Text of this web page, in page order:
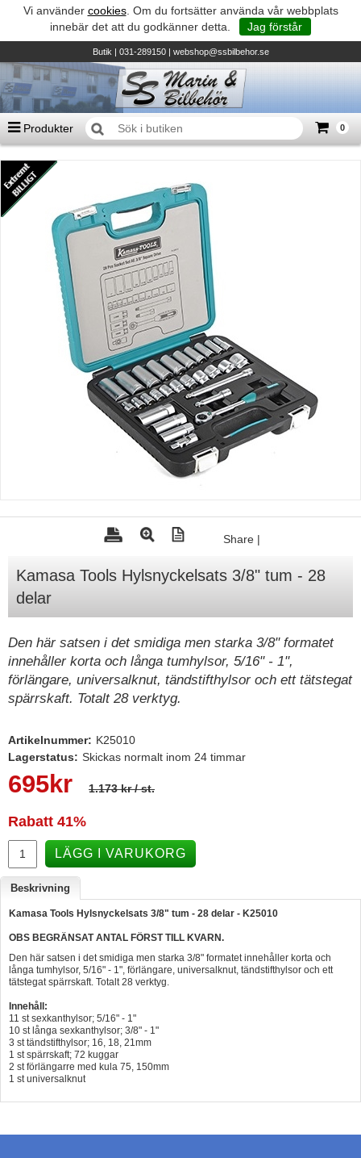
Vi använder cookies. Om du fortsätter använda vår webbplats
innebär det att du godkänner detta.
Jag förstår
Butik| 031-289150 | webshop@ssbilbehor.se
Produkter 0
TILL KASSAN
Biltillbehör och reservdelar - BDS
Micore • Båtar
Suzuki - Utombordare
Suzumar - Gummibåtar
Honda - Utombordare
HonWave - Gummibåtar
Honda - Elverk & Pumpar
Tohatsu - Utombordare
Minn Kota - elmotorer
Garmin
Lowrance
Simrad
B&G
Hummertina
CTEK - Batteriladdare
Webasto - Dieselvärmare
Kamasa Tools - Verktyg
Calix - Packline - Takboxar
Thule - Takboxar
Thule - Lasthållare
LAGERRENSING
Begagnade Motorer & Båtar
Share |
Kamasa Tools Hylsnyckelsats 3/8" tum - 28
delar
Den här satsen i det smidiga men starka 3/8" formatet
innehåller korta och långa tumhylsor, 5/16" - 1",
förlängare, universalknut, tändstifthylsor och ett tätstegat
spärrskaft. Totalt 28 verktyg.
Artikelnummer: K25010
Lagerstatus: Skickas normalt inom 24 timmar
695kr 1.173 kr/ st.
Rabatt 41%
LÄGG I VARUKORG
Beskrivning
Kamasa Tools Hylsnyckelsats 3/8" tum - 28 delar - K25010
OBS BEGRÄNSAT ANTAL FÖRST TILL KVARN.
Den här satsen i det smidiga men starka 3/8" formatet innehåller korta och
långa tumhylsor, 5/16" - 1", förlängare, universalknut, tändstifthylsor och ett
tätstegat spärrskaft. Totalt 28 verktyg.
Innehåll:
11 st sexkanthylsor; 5/16" - 1"
10 st långa sexkanthylsor; 3/8" - 1"
3 st tändstifthylsor; 16, 18, 21mm
1 st spärrskaft; 72 kuggar
2 st förlängarre med kula 75, 150mm
1 st universalknut